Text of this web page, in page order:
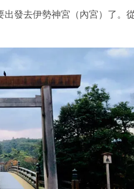
發去伊勢神宮（內宮）了。